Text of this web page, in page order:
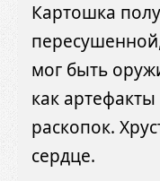
Картошка
мог быть
как
раскопок.
сердце.